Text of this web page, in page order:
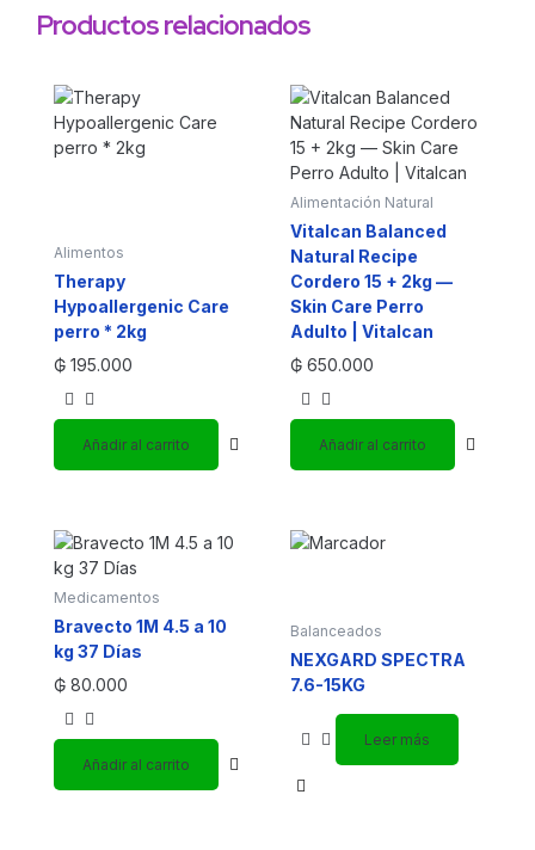
Productos relacionados
Alimentos
Therapy
Hypoallergenic Care
perro * 2kg
₲ 195.000
Añadir al carrito
Alimentación Natural
Vitalcan Balanced
Natural Recipe
Cordero 15 + 2kg —
Skin Care Perro
Adulto | Vitalcan
₲650.000
Añadir al carrito
Medicamentos
Bravecto 1M 4.5 a 10
kg 37 Días
₲ 80.000
Añadir al carrito
Balanceados
NEXGARD SPECTRA
7.6-15KG
Leer más